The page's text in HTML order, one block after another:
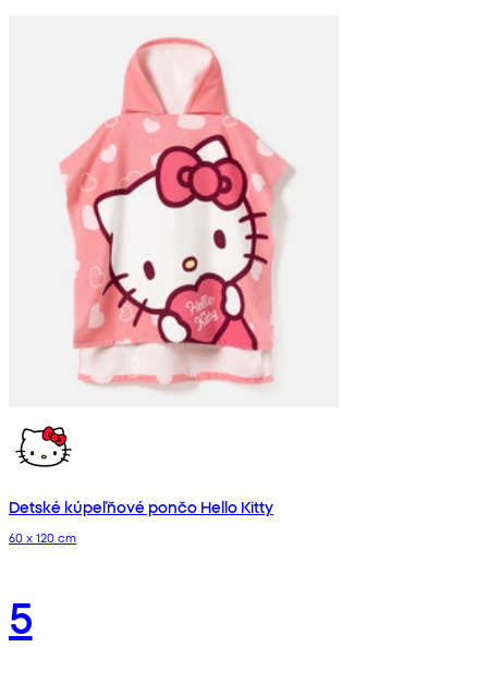
Detské kúpeľňové pončo Hello Kitty
60 x 120 cm
5